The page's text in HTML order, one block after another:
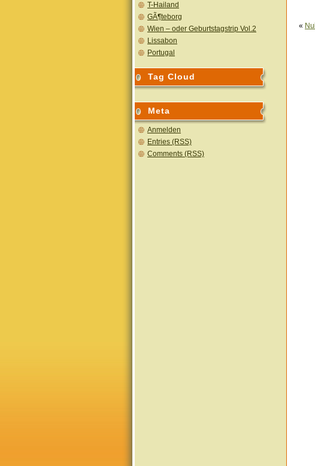
T-Hailand
GÃ¶teborg
Wien – oder Geburtstagstrip Vol.2
Lissabon
Portugal
Tag Cloud
Meta
Anmelden
Entries (RSS)
Comments (RSS)
«